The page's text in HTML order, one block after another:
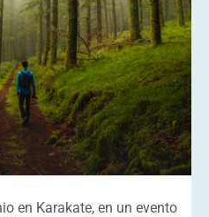
en Karakate, en un evento